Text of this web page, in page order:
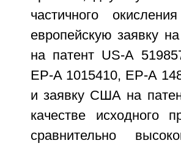
частичного
европейскую заявку
на патент US-А
ЕР-А 1015410, ЕР-А
и заявку США на
качестве исходного
сравнительно